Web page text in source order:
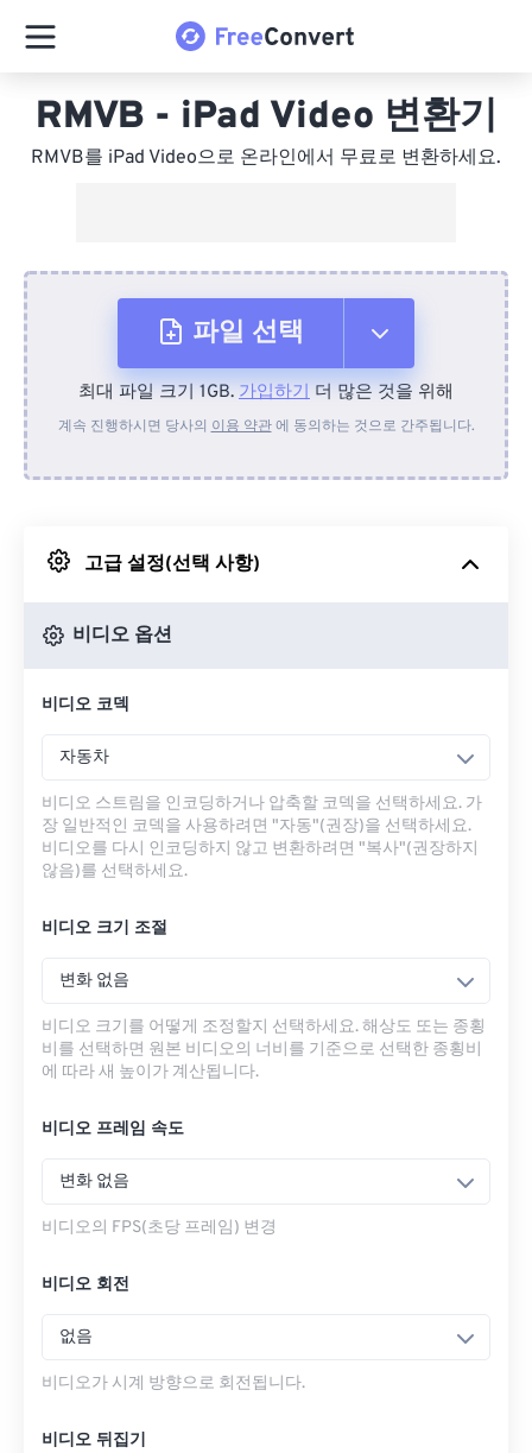
RMVB - iPad Video 변환기
RMVB를 iPad Video으로 온라인에서 무료로 변환하세요.
파일 선택
장치에서
Google 드라이브에서
최대 파일 크기 1GB. 가입하기 더 많은 것을 위해
계속 진행하시면 당사의 이용 약관에 동의하는 것으로 간주됩니다.
고급 설정(선택 사항)
비디오 옵션
비디오 코덱
자동차
비디오 스트림을 인코딩하거나 압축할 코덱을 선택하세요. 가
장 일반적인 코덱을 사용하려면 "자동"(권장)을 선택하세요.
비디오를 다시 인코딩하지 않고 변환하려면 "복사"(권장하지
않음)를 선택하세요.
비디오 크기 조절
변화 없음
비디오 크기를 어떻게 조정할지 선택하세요. 해상도 또는 종횡
비를 선택하면 원본 비디오의 너비를 기준으로 선택한 종횡비
에 따라 새 높이가 계산됩니다.
비디오 프레임 속도
변화 없음
비디오의 FPS(초당 프레임) 변경
비디오 회전
없음
비디오가 시계 방향으로 회전됩니다.
비디오 뒤집기